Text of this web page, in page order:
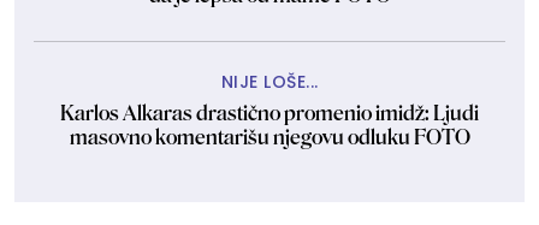
NIJE LOŠE...
Karlos Alkaras drastično promenio imidž: Ljudi
masovno komentarišu njegovu odluku FOTO